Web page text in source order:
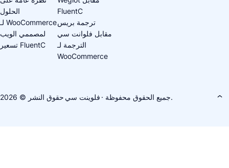
الحلول
لـ WooCommerce
لمصممي الويب
تسعير FluentC
FluentC
ترجمة بريس
مقابل فلوانت سي
الترجمة لـ
WooCommerce
حقوق النشر © 2026 فلوينت سي · جميع الحقوق محفوظة.